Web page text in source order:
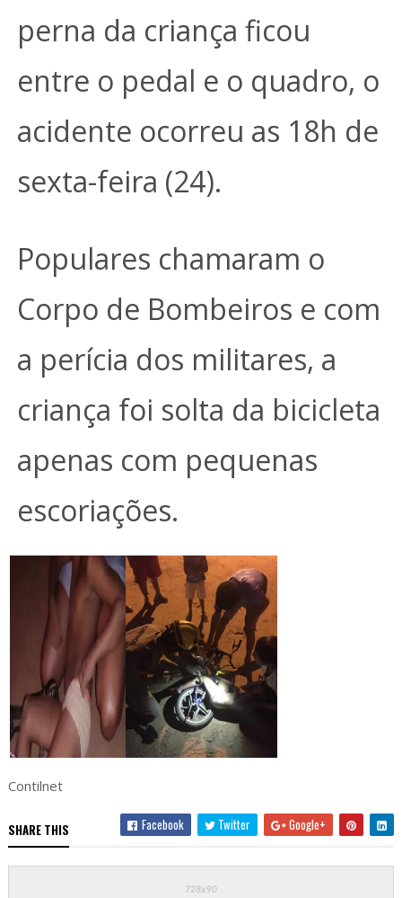
perna da criança ficou
entre o pedal e o quadro, o
acidente ocorreu as 18h de
sexta-feira (24).
Populares chamaram o
Corpo de Bombeiros e com
a perícia dos militares, a
criança foi solta da bicicleta
apenas com pequenas
escoriações.
Contilnet
SHARE THIS Facebook Twitter Google+